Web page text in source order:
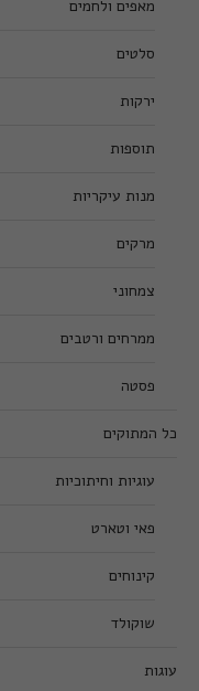
מאפים ולחמים
סלטים
ירקות
תוספות
מנות עיקריות
מרקים
צמחוני
ממרחים ורטבים
פסטה
כל המתוקים
עוגיות וחיתוכיות
פאי וטארט
קינוחים
שוקולד
עוגות